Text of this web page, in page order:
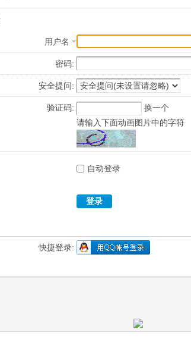
用户名
密码:
安全提问:
验证码:
换一个
请输入下面动画图片中的字符
自动登录
登录
快捷登录: